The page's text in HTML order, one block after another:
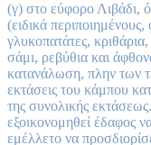
(γ) στο εύφορο Λιβάδι,
(ειδικά
γλυκοπατάτες,
σάμι, ρεβύθια και
κατανάλωση, πλην των
εκτάσεις του κάμπου
της συνολικής
εξοικονομηθεί έδαφος
εμέλλετο να